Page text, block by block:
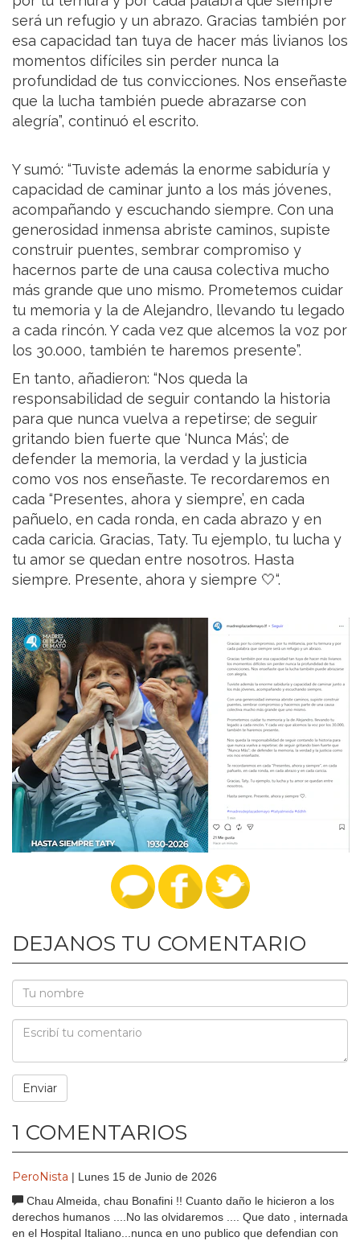
será un refugio y un abrazo. Gracias también por
esa capacidad tan tuya de hacer más livianos los
momentos difíciles sin perder nunca la
profundidad de tus convicciones. Nos enseñaste
que la lucha también puede abrazarse con
alegría”, continuó el escrito.
Y sumó: “Tuviste además la enorme sabiduría y
capacidad de caminar junto a los más jóvenes,
acompañando y escuchando siempre. Con una
generosidad inmensa abriste caminos, supiste
construir puentes, sembrar compromiso y
hacernos parte de una causa colectiva mucho
más grande que uno mismo. Prometemos cuidar
tu memoria y la de Alejandro, llevando tu legado
a cada rincón. Y cada vez que alcemos la voz por
los 30.000, también te haremos presente”.
En tanto, añadieron: “Nos queda la
responsabilidad de seguir contando la historia
para que nunca vuelva a repetirse; de seguir
gritando bien fuerte que ‘Nunca Más’; de
defender la memoria, la verdad y la justicia
como vos nos enseñaste. Te recordaremos en
cada “Presentes, ahora y siempre’, en cada
pañuelo, en cada ronda, en cada abrazo y en
cada caricia. Gracias, Taty. Tu ejemplo, tu lucha y
tu amor se quedan entre nosotros. Hasta
siempre. Presente, ahora y siempre 🤍“.
DEJANOS TU COMENTARIO
1 COMENTARIOS
PeroNista | Lunes 15 de Junio de 2026
Chau Almeida, chau Bonafini !! Cuanto daño le hicieron a los
derechos humanos ....No las olvidaremos .... Que dato , internada
en el Hospital Italiano...nunca en uno publico que defendian con